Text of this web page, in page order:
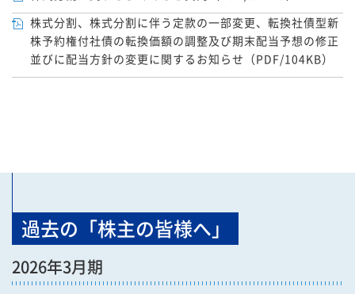
株式分割、株式分割に伴う定款の一部変更、転換社債型新
株予約権付社債の転換価額の調整及び期末配当予想の修正
並びに配当方針の変更に関するお知らせ（PDF/104KB）
過去の「株主の皆様へ」
2026年3月期